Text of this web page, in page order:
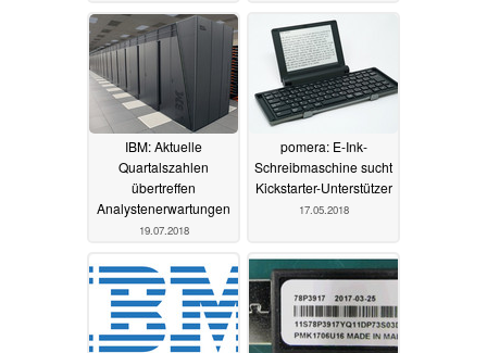
IBM: Aktuelle
Quartalszahlen
übertreffen
Analystenerwartungen
19.07.2018
pomera: E-Ink-
Schreibmaschine sucht
Kickstarter-Unterstützer
17.05.2018